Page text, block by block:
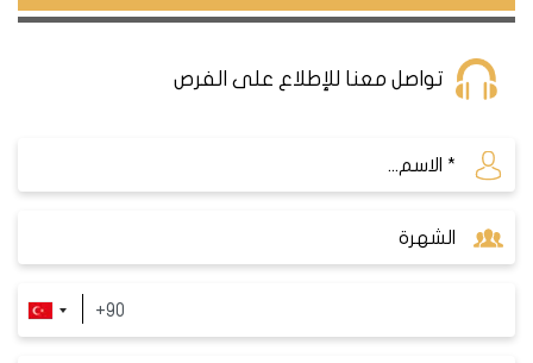
تواصل معنا للإطلاع على الفرص